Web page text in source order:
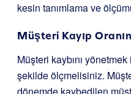
kesin tanımlama ve
Müşteri Kayıp
Müşteri kaybını
şekilde ölçmelisiniz.